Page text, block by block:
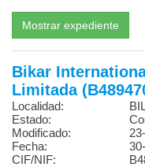
Bikar
Limitada
Localidad:
Estado:
Modificado:
Fecha:
CIF/NIF: